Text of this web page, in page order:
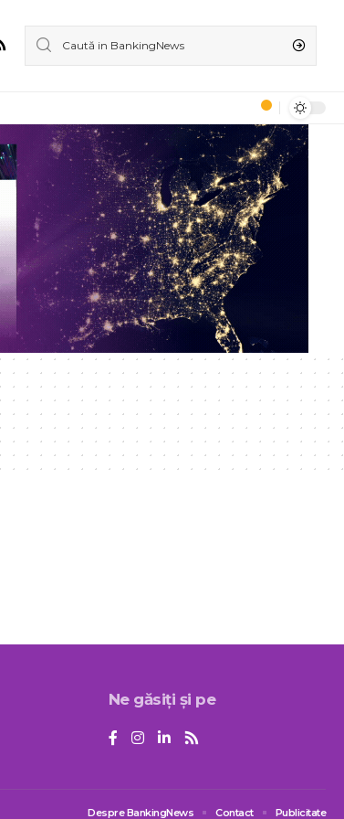
Ne găsiți și pe
Despre BankingNews Contact Publicitate